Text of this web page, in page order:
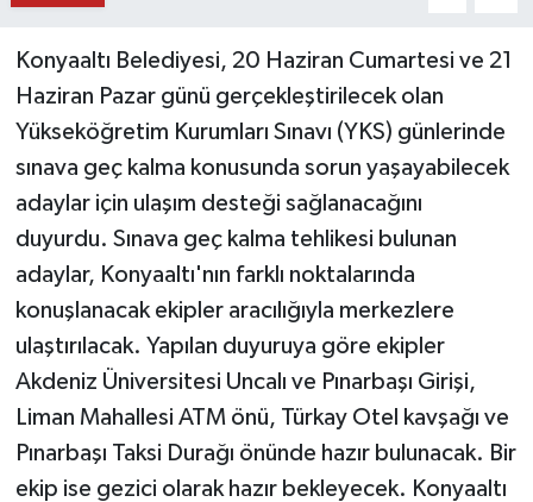
Konyaaltı Belediyesi, 20 Haziran Cumartesi ve 21
Haziran Pazar günü gerçekleştirilecek olan
Yükseköğretim Kurumları Sınavı (YKS) günlerinde
sınava geç kalma konusunda sorun yaşayabilecek
adaylar için ulaşım desteği sağlanacağını
duyurdu. Sınava geç kalma tehlikesi bulunan
adaylar, Konyaaltı'nın farklı noktalarında
konuşlanacak ekipler aracılığıyla merkezlere
ulaştırılacak. Yapılan duyuruya göre ekipler
Akdeniz Üniversitesi Uncalı ve Pınarbaşı Girişi,
Liman Mahallesi ATM önü, Türkay Otel kavşağı ve
Pınarbaşı Taksi Durağı önünde hazır bulunacak. Bir
ekip ise gezici olarak hazır bekleyecek. Konyaaltı